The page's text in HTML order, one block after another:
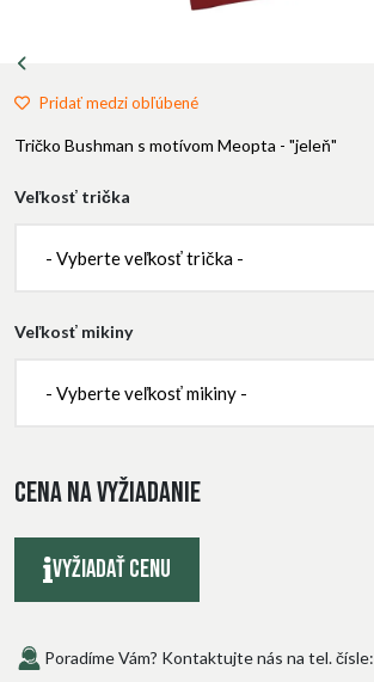
Pridať medzi obľúbené
Tričko Bushman s motívom Meopta - "jeleň"
Veľkosť trička
- Vyberte veľkosť trička -
Veľkosť mikiny
- Vyberte veľkosť mikiny -
Cena na vyžiadanie
Vyžiadať cenu
Poradíme Vám? Kontaktujte nás na tel. čísle: